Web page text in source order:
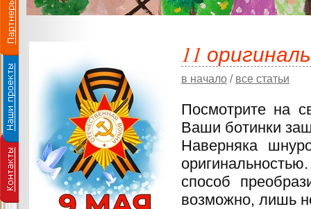
11
в начало / все статьи
Посмотрите на
Ваши ботинки
Наверняка
способ
возможно, лишь